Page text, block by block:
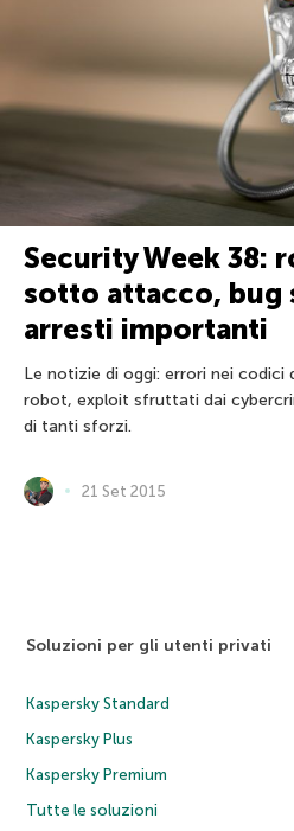
Security Week 38:
sotto attacco, bug
arresti importanti
Le notizie di oggi: errori nei codici
robot, exploit sfruttati dai
di tanti sforzi.
21 Set 2015
Soluzioni per gli utenti privati
Kaspersky Standard
Kaspersky Plus
Kaspersky Premium
Tutte le soluzioni